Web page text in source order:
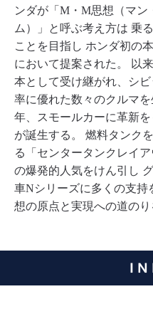
ンダが「M・M思想（マン
ム）」と呼ぶ考え方は 乗
ことを目指し ホンダ初の
において提案された。
以
本として受け継がれ、シ
率に優れた数々のクルマを
年、スモールカーに革新
が誕生する。
燃料タンク
る「センタータンクレイア
の爆発的人気をけん引し
車Nシリーズに多くの支持
想の原点と実現への道のり